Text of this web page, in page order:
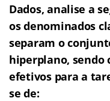
Dados, analise a
os denominados
separam o
hiperplano, sendo
efetivos para a
se de: